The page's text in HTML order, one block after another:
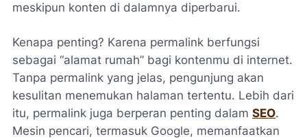
meskipun konten di dalamnya diperbarui.
Kenapa penting? Karena permalink berfungsi
sebagai “alamat rumah” bagi kontenmu di internet.
Tanpa permalink yang jelas, pengunjung akan
kesulitan menemukan halaman tertentu. Lebih dari
itu, permalink juga berperan penting dalam SEO.
Mesin pencari, termasuk Google, memanfaatkan